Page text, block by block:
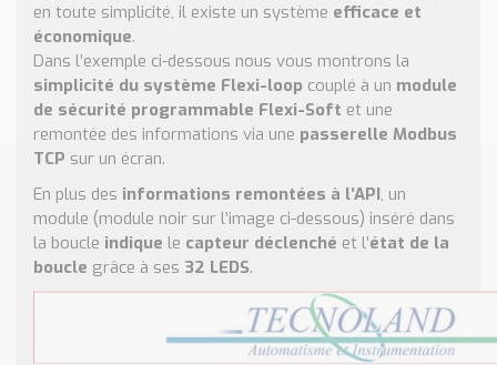
en toute simplicité, il existe un système efficace et
économique.
Dans l’exemple ci-dessous nous vous montrons la
simplicité du système Flexi-loop couplé à un module
de sécurité programmable Flexi-Soft et une
remontée des informations via une passerelle Modbus
TCP sur un écran.
En plus des informations remontées à l’API, un
module (module noir sur l’image ci-dessous) inséré dans
la boucle indique le capteur déclenché et l’état de la
boucle grâce à ses 32 LEDS.